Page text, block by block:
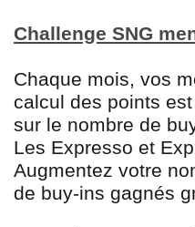
Challenge SNG
Chaque mois, vos
calcul des points
sur le nombre de
Les Expresso et
Augmentez votre
de buy-ins gagnés